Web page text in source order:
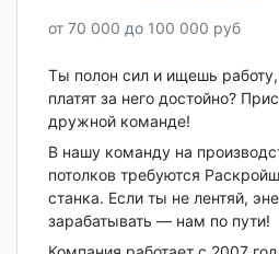
от 70 000 до 100 000 руб
Ты полон сил и ищешь работу,
платят за него достойно?
дружной команде!
В нашу команду на
потолков требуются
станка. Если ты не лентяй,
зарабатывать — нам по пути!